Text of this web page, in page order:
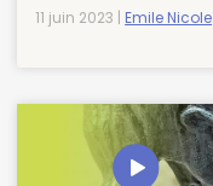
11 juin 2023 | Emile Nicole